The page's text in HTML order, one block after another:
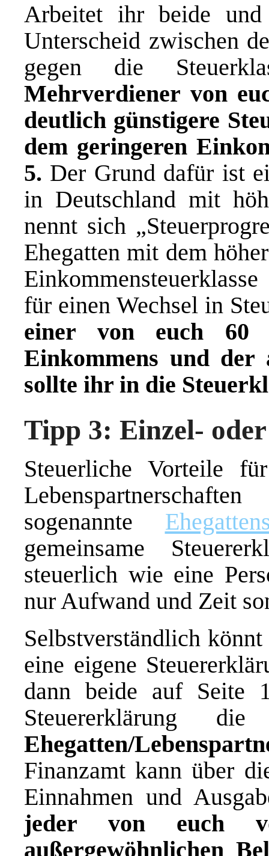
Arbeitet ihr beide
Unterscheid zwischen
gegen die
Mehrverdiener von
deutlich günstigere
dem geringeren
5. Der Grund dafür ist
in Deutschland mit
nennt sich
Ehegatten mit dem
für einen Wechsel in
einer von euch 60
Einkommens und der
sollte ihr in die
Tipp 3: Einzel-
Steuerliche Vorteile
sogenannte
gemeinsame
steuerlich wie eine
nur Aufwand und Zeit
Selbstverständlich
eine eigene
dann beide auf Seite
Steuererklärung
Ehegatten/
Finanzamt kann über
Einnahmen und
jeder von euch
außergewöhnlichen